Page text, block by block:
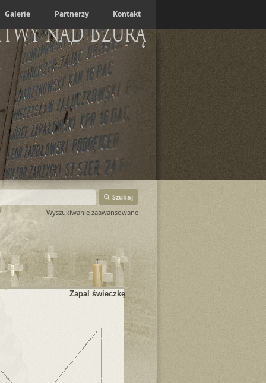
Galerie Partnerzy Kontakt
nad Bzurą
Szukaj
Wyszukiwanie zaawansowane
Zapal świeczkę